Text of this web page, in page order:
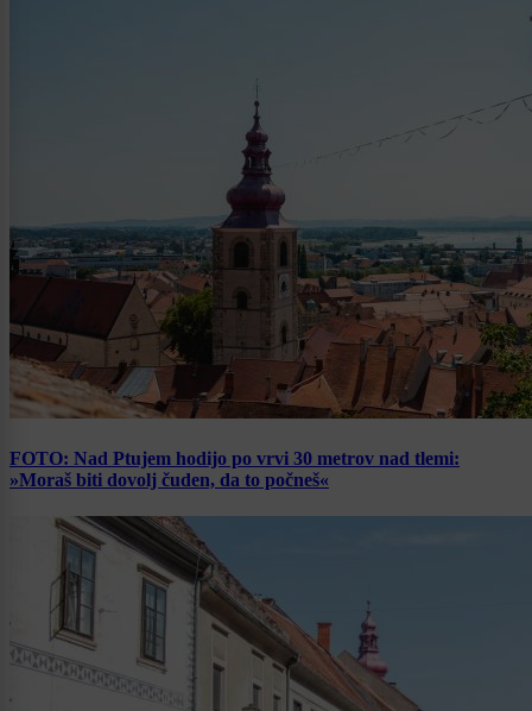
FOTO: Nad Ptujem hodijo po vrvi 30 metrov nad tlemi:
»Moraš biti dovolj čuden, da to počneš«